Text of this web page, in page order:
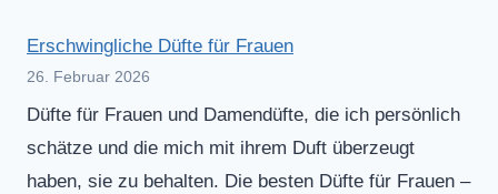
Erschwingliche Düfte für Frauen
26. Februar 2026
Düfte für Frauen und Damendüfte, die ich persönlich
schätze und die mich mit ihrem Duft überzeugt
haben, sie zu behalten. Die besten Düfte für Frauen –